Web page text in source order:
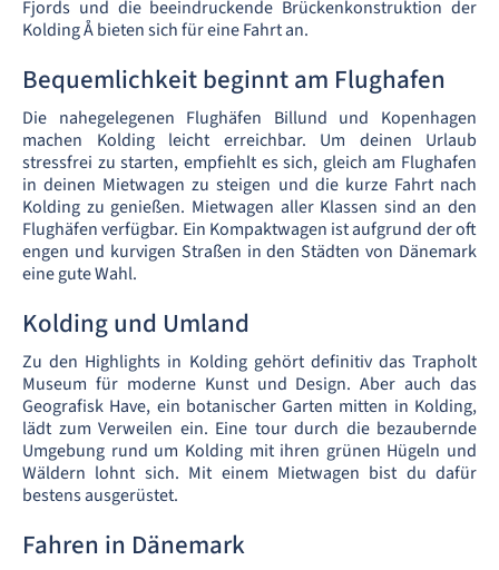
Fjords und die beeindruckende Brückenkonstruktion der
Kolding Å bieten sich für eine Fahrt an.
Bequemlichkeit beginnt am Flughafen
Die nahegelegenen Flughäfen Billund und Kopenhagen
machen Kolding leicht erreichbar. Um deinen Urlaub
stressfrei zu starten, empfiehlt es sich, gleich am Flughafen
in deinen Mietwagen zu steigen und die kurze Fahrt nach
Kolding zu genießen. Mietwagen aller Klassen sind an den
Flughäfen verfügbar. Ein Kompaktwagen ist aufgrund der oft
engen und kurvigen Straßen in den Städten von Dänemark
eine gute Wahl.
Kolding und Umland
Zu den Highlights in Kolding gehört definitiv das Trapholt
Museum für moderne Kunst und Design. Aber auch das
Geografisk Have, ein botanischer Garten mitten in Kolding,
lädt zum Verweilen ein. Eine tour durch die bezaubernde
Umgebung rund um Kolding mit ihren grünen Hügeln und
Wäldern lohnt sich. Mit einem Mietwagen bist du dafür
bestens ausgerüstet.
Fahren in Dänemark